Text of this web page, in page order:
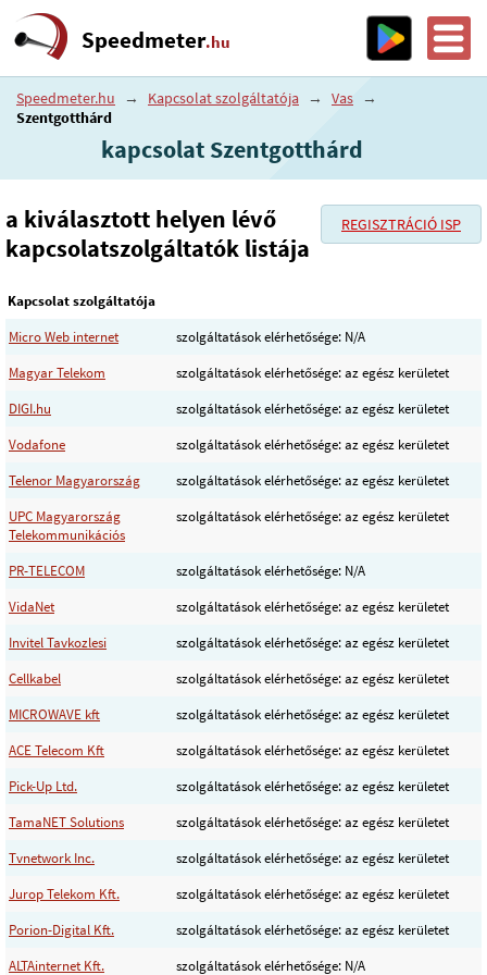
Speedmeter.hu
Speedmeter.hu → Kapcsolat szolgáltatója → Vas →
Szentgotthárd
kapcsolat Szentgotthárd
REGISZTRÁCIÓ ISP
a kiválasztott helyen lévő
kapcsolatszolgáltatók listája
Kapcsolat szolgáltatója
Micro Web internet
szolgáltatások elérhetősége: N/A
Magyar Telekom
szolgáltatások elérhetősége: az egész kerületet
DIGI.hu
szolgáltatások elérhetősége: az egész kerületet
Vodafone
szolgáltatások elérhetősége: az egész kerületet
Telenor Magyarország
szolgáltatások elérhetősége: az egész kerületet
UPC Magyarország
Telekommunikációs
szolgáltatások elérhetősége: az egész kerületet
PR-TELECOM
szolgáltatások elérhetősége: N/A
VidaNet
szolgáltatások elérhetősége: az egész kerületet
Invitel Tavkozlesi
szolgáltatások elérhetősége: az egész kerületet
Cellkabel
szolgáltatások elérhetősége: az egész kerületet
MICROWAVE kft
szolgáltatások elérhetősége: az egész kerületet
ACE Telecom Kft
szolgáltatások elérhetősége: az egész kerületet
Pick-Up Ltd.
szolgáltatások elérhetősége: az egész kerületet
TamaNET Solutions
szolgáltatások elérhetősége: az egész kerületet
Tvnetwork Inc.
szolgáltatások elérhetősége: az egész kerületet
Jurop Telekom Kft.
szolgáltatások elérhetősége: az egész kerületet
Porion-Digital Kft.
szolgáltatások elérhetősége: az egész kerületet
ALTAinternet Kft.
szolgáltatások elérhetősége: N/A